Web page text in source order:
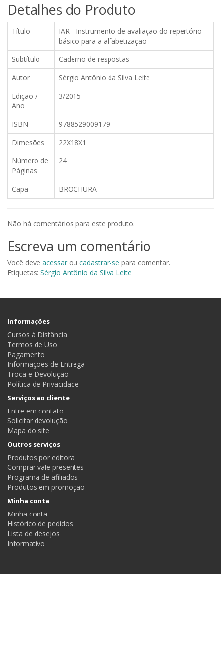
Detalhes do Produto
Título
IAR - Instrumento de avaliação do repertório
básico para a alfabetização
Subtítulo
Caderno de respostas
Autor
Sérgio Antônio da Silva Leite
Edição /
Ano
3/2015
ISBN
9788529009179
Dimesões
22X18X1
Número de
Páginas
24
Capa BROCHURA
Não há comentários para este produto.
Escreva um comentário
Você deve acessar ou cadastrar-se para comentar.
Etiquetas: Sérgio Antônio da Silva Leite
Informações
Cursos à Distância
Termos de Uso
Pagamento
Informações de Entrega
Troca e Devolução
Política de Privacidade
Serviços ao cliente
Entre em contato
Solicitar devolução
Mapa do site
Outros serviços
Produtos por editora
Comprar vale presentes
Programa de afiliados
Produtos em promoção
Minha conta
Minha conta
Histórico de pedidos
Lista de desejos
Informativo